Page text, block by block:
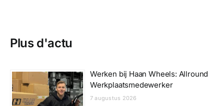
Plus d'actu
Werken bij Haan Wheels: Allround
Werkplaatsmedewerker
7 augustus 2026